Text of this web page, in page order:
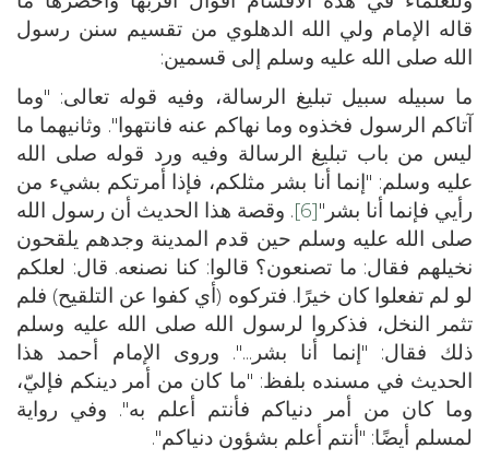
قاله الإمام ولي الله الدهلوي من تقسيم سنن رسول
الله صلى الله عليه وسلم إلى قسمين:
ما سبيله سبيل تبليغ الرسالة، وفيه قوله تعالى: "وما
آتاكم الرسول فخذوه وما نهاكم عنه فانتهوا". وثانيهما ما
ليس من باب تبليغ الرسالة وفيه ورد قوله صلى الله
عليه وسلم: "إنما أنا بشر مثلكم، فإذا أمرتكم بشيء من
رأيي فإنما أنا بشر"[6]
. وقصة هذا الحديث أن رسول الله
صلى الله عليه وسلم حين قدم المدينة وجدهم يلقحون
نخيلهم فقال: ما تصنعون؟ قالوا: كنا نصنعه. قال: لعلكم
لو لم تفعلوا كان خيرًا. فتركوه (أي كفوا عن التلقيح) فلم
تثمر النخل، فذكروا لرسول الله صلى الله عليه وسلم
ذلك فقال: "إنما أنا بشر...". وروى الإمام أحمد هذا
الحديث في مسنده بلفظ: "ما كان من أمر دينكم فإليّ،
وما كان من أمر دنياكم فأنتم أعلم به". وفي رواية
لمسلم أيضًا: "أنتم أعلم بشؤون دنياكم".